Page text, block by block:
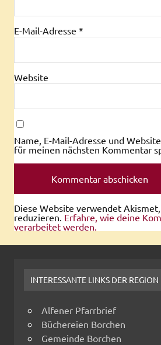
E-Mail-Adresse *
Website
Name, E-Mail-Adresse und
für meinen nächsten Kommentar
Diese Website verwendet
reduzieren. Erfahre, wie deine
verarbeitet werden.
INTERESSANTE LINKS DER REGION
Alfener Pfarrbrief
Büchereien Borchen
Gemeinde Borchen